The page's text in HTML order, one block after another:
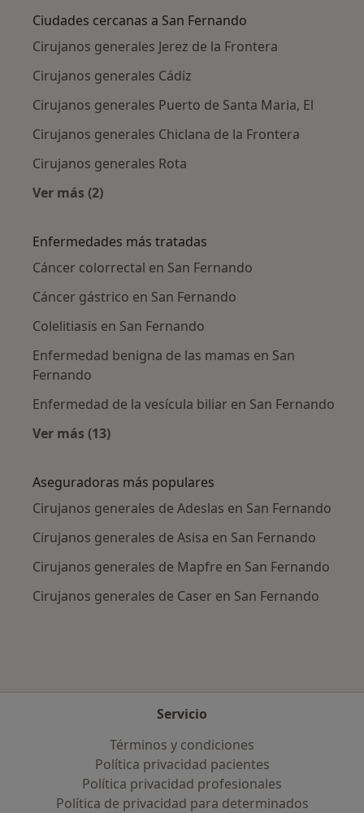
Ciudades cercanas a San Fernando
Cirujanos generales Jerez de la Frontera
Cirujanos generales Cádiz
Cirujanos generales Puerto de Santa Maria, El
Cirujanos generales Chiclana de la Frontera
Cirujanos generales Rota
Ver más (2)
Enfermedades más tratadas
Cáncer colorrectal en San Fernando
Cáncer gástrico en San Fernando
Colelitiasis en San Fernando
Enfermedad benigna de las mamas en San
Fernando
Enfermedad de la vesícula biliar en San Fernando
Ver más (13)
Aseguradoras más populares
Cirujanos generales de Adeslas en San Fernando
Cirujanos generales de Asisa en San Fernando
Cirujanos generales de Mapfre en San Fernando
Cirujanos generales de Caser en San Fernando
Servicio
Términos y condiciones
Política privacidad pacientes
Política privacidad profesionales
Política de privacidad para determinados